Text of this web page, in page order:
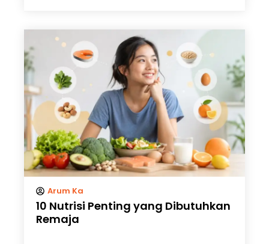
Arum Ka
10 Nutrisi Penting yang Dibutuhkan
Remaja